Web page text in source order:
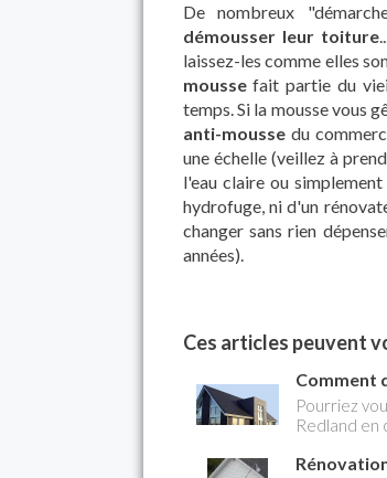
De nombreux
démousser leur toiture
laissez-les comme elles
moussefait partie du
temps. Si la mousse vous
anti-moussedu
une échelle (veillez à
l'eau claire ou
hydrofuge, ni d'un
changer sans rien
années).
Ces articles peuvent
Comment
Pourriez
Redland en